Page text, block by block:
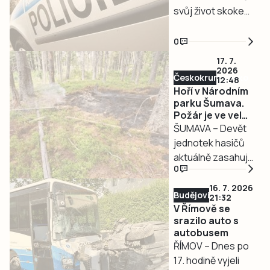
Národní park
na Strakonicku.
svůj život skokem
patře domu chtěl
ve čtvrtek 16.
července muž na
jindřichohradeckém
sídlišti Vajgar.
Tragédii zabránili
policisté s hasiči.
0
Českokrumlovsko
17. 7.
2026
12:48
Hoří v Národním
parku Šumava.
Požár je ve velmi
těžko
přístupném
terénu
ŠUMAVA – Devět
jednotek hasičů
aktuálně zasahuje
v Národním parku
Šumava, kde hoří
les. Požár je ve
velmi těžko
přístupném
terénu, přímo k
němu není možné
0
Budějovicko
16. 7. 2026
21:32
V Římově se
srazilo auto s
autobusem
ŘÍMOV – Dnes po
17. hodině vyjeli